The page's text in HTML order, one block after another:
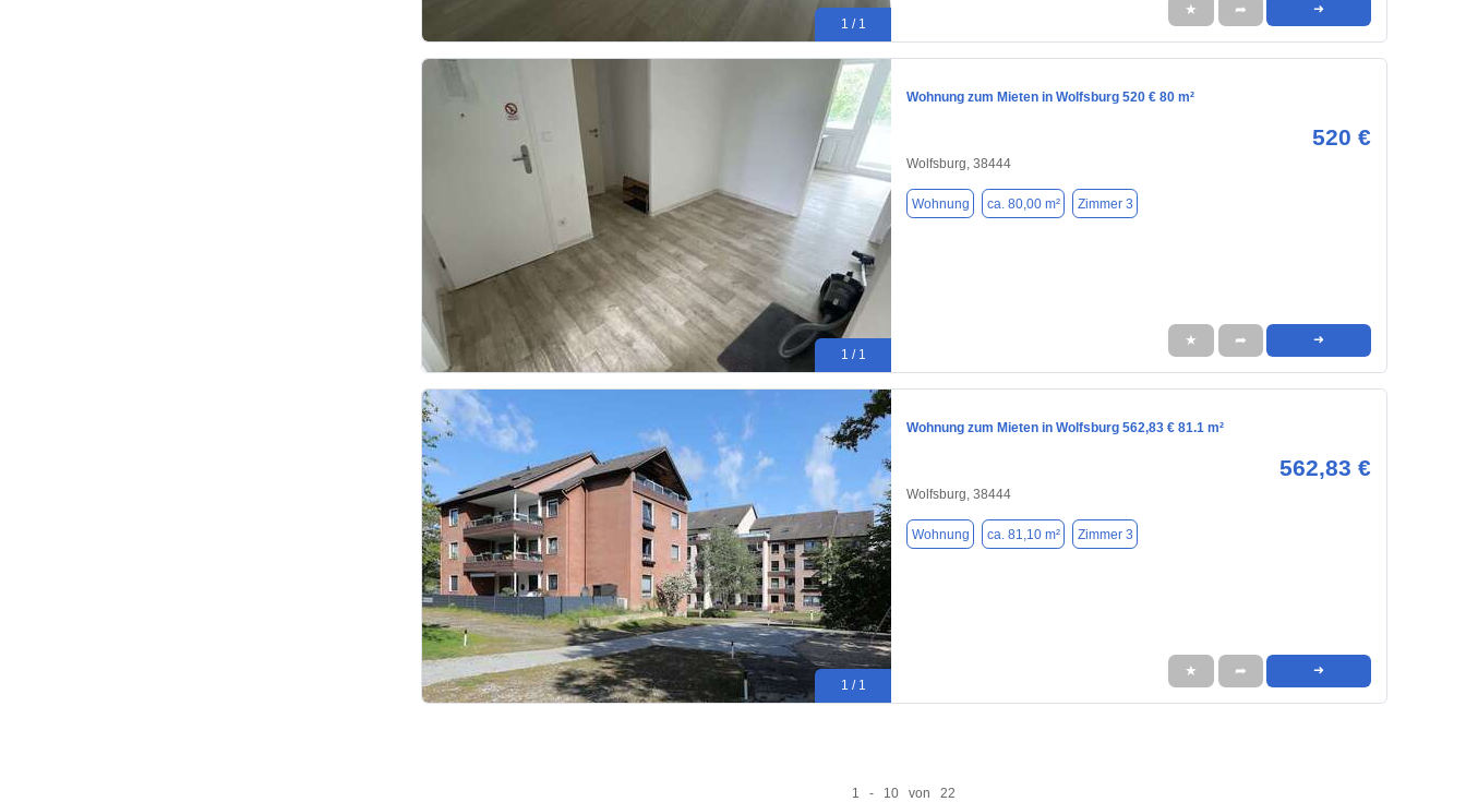
1 / 1
★ ➦ ➜
1 / 1
Wohnung zum Mieten in Wolfsburg 520 € 80 m²
520 €
Wolfsburg, 38444
Wohnung ca. 80,00 m² Zimmer 3
★ ➦ ➜
1 / 1
Wohnung zum Mieten in Wolfsburg 562,83 € 81.1 m²
562,83 €
Wolfsburg, 38444
Wohnung ca. 81,10 m² Zimmer 3
★ ➦ ➜
1 - 10 von 22